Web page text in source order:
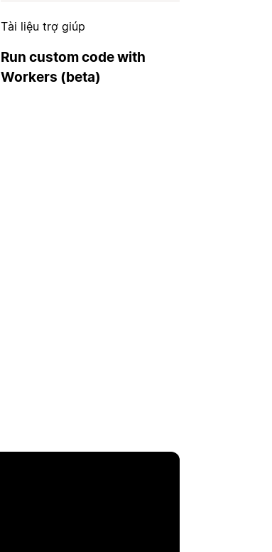
Tài liệu trợ giúp
Run custom code with
Workers (beta)